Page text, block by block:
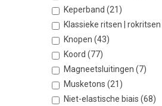
Keperband (21)
Klassieke ritsen |
Knopen (43)
Koord (77)
Magneetsluitingen (7)
Musketons (21)
Niet-elastische biais (68)